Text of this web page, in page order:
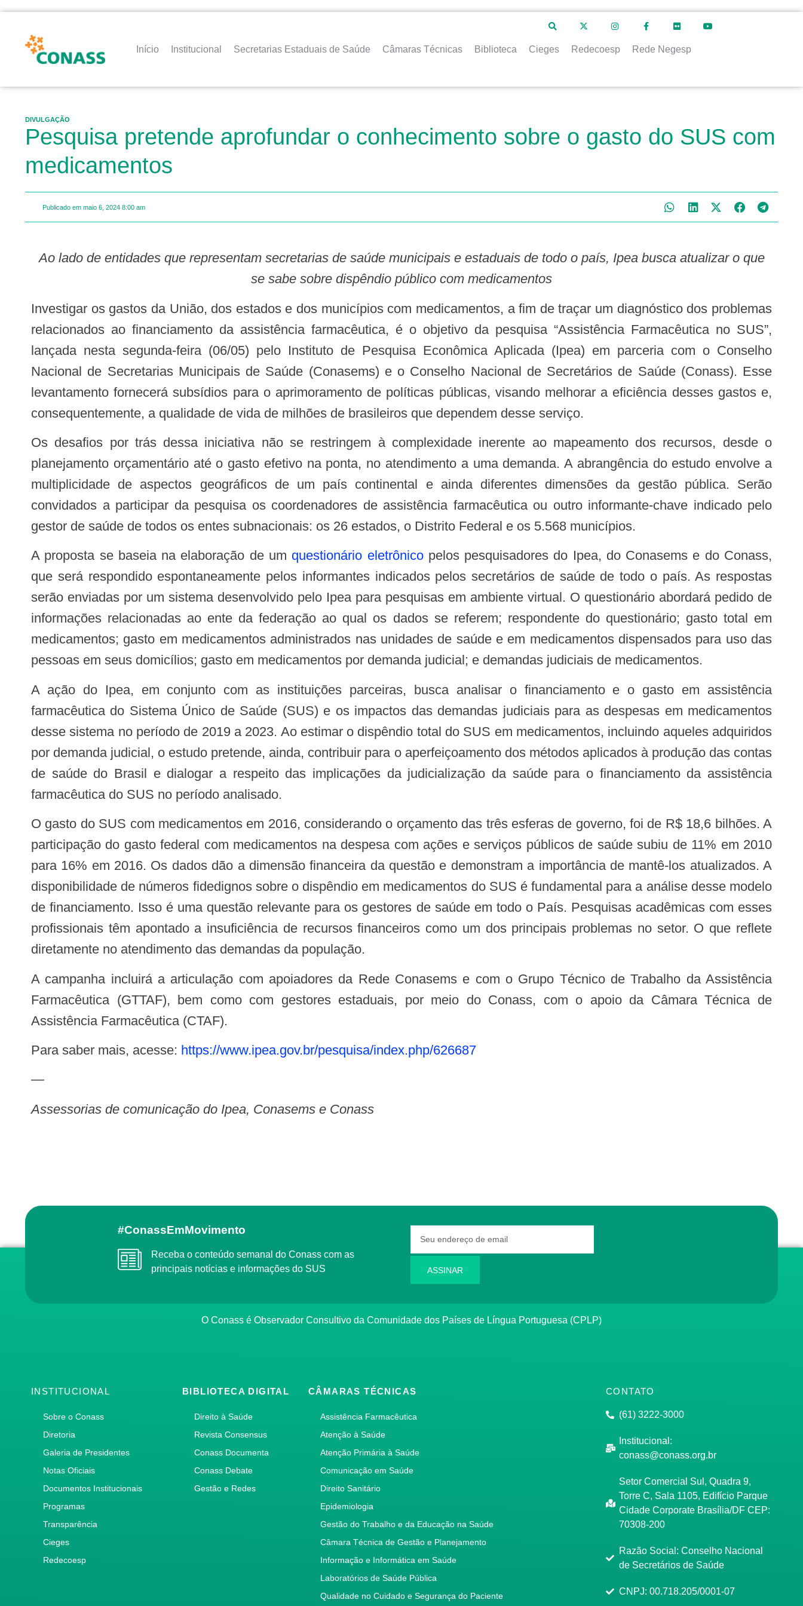
Início Institucional Secretarias Estaduais de Saúde Câmaras Técnicas Biblioteca Cieges Redecoesp Rede Negesp
DIVULGAÇÃO
Pesquisa pretende aprofundar o conhecimento sobre o gasto do SUS com
medicamentos
Publicado em maio 6, 2024 8:00 am
Ao lado de entidades que representam secretarias de saúde municipais e estaduais de todo o país, Ipea busca atualizar o que
se sabe sobre dispêndio público com medicamentos
Investigar os gastos da União, dos estados e dos municípios com medicamentos, a fim de traçar um diagnóstico dos problemas
relacionados ao financiamento da assistência farmacêutica, é o objetivo da pesquisa “Assistência Farmacêutica no SUS”,
lançada nesta segunda-feira (06/05) pelo Instituto de Pesquisa Econômica Aplicada (Ipea) em parceria com o Conselho
Nacional de Secretarias Municipais de Saúde (Conasems) e o Conselho Nacional de Secretários de Saúde (Conass). Esse
levantamento fornecerá subsídios para o aprimoramento de políticas públicas, visando melhorar a eficiência desses gastos e,
consequentemente, a qualidade de vida de milhões de brasileiros que dependem desse serviço.
Os desafios por trás dessa iniciativa não se restringem à complexidade inerente ao mapeamento dos recursos, desde o
planejamento orçamentário até o gasto efetivo na ponta, no atendimento a uma demanda. A abrangência do estudo envolve a
multiplicidade de aspectos geográficos de um país continental e ainda diferentes dimensões da gestão pública. Serão
convidados a participar da pesquisa os coordenadores de assistência farmacêutica ou outro informante-chave indicado pelo
gestor de saúde de todos os entes subnacionais: os 26 estados, o Distrito Federal e os 5.568 municípios.
A proposta se baseia na elaboração de um questionário eletrônicopelos pesquisadores do Ipea, do Conasems e do Conass,
que será respondido espontaneamente pelos informantes indicados pelos secretários de saúde de todo o país. As respostas
serão enviadas por um sistema desenvolvido pelo Ipea para pesquisas em ambiente virtual. O questionário abordará pedido de
informações relacionadas ao ente da federação ao qual os dados se referem; respondente do questionário; gasto total em
medicamentos; gasto em medicamentos administrados nas unidades de saúde e em medicamentos dispensados para uso das
pessoas em seus domicílios; gasto em medicamentos por demanda judicial; e demandas judiciais de medicamentos.
A ação do Ipea, em conjunto com as instituições parceiras, busca analisar o financiamento e o gasto em assistência
farmacêutica do Sistema Único de Saúde (SUS) e os impactos das demandas judiciais para as despesas em medicamentos
desse sistema no período de 2019 a 2023. Ao estimar o dispêndio total do SUS em medicamentos, incluindo aqueles adquiridos
por demanda judicial, o estudo pretende, ainda, contribuir para o aperfeiçoamento dos métodos aplicados à produção das contas
de saúde do Brasil e dialogar a respeito das implicações da judicialização da saúde para o financiamento da assistência
farmacêutica do SUS no período analisado.
O gasto do SUS com medicamentos em 2016, considerando o orçamento das três esferas de governo, foi de R$ 18,6 bilhões. A
participação do gasto federal com medicamentos na despesa com ações e serviços públicos de saúde subiu de 11% em 2010
para 16% em 2016. Os dados dão a dimensão financeira da questão e demonstram a importância de mantê-los atualizados. A
disponibilidade de números fidedignos sobre o dispêndio em medicamentos do SUS é fundamental para a análise desse modelo
de financiamento. Isso é uma questão relevante para os gestores de saúde em todo o País. Pesquisas acadêmicas com esses
profissionais têm apontado a insuficiência de recursos financeiros como um dos principais problemas no setor. O que reflete
diretamente no atendimento das demandas da população.
A campanha incluirá a articulação com apoiadores da Rede Conasems e com o Grupo Técnico de Trabalho da Assistência
Farmacêutica (GTTAF), bem como com gestores estaduais, por meio do Conass, com o apoio da Câmara Técnica de
Assistência Farmacêutica (CTAF).
Para saber mais, acesse: https://www.ipea.gov.br/pesquisa/index.php/626687
—
Assessorias de comunicação do Ipea, Conasems e Conass
#ConassEmMovimento
Receba o conteúdo semanal do Conass com as
principais notícias e informações do SUS
ASSINAR
O Conass é Observador Consultivo da Comunidade dos Países de Língua Portuguesa (CPLP)
INSTITUCIONAL
Sobre o Conass
Diretoria
Galeria de Presidentes
Notas Oficiais
Documentos Institucionais
Programas
Transparência
Cieges
Redecoesp
BIBLIOTECA DIGITAL
Direito à Saúde
Revista Consensus
Conass Documenta
Conass Debate
Gestão e Redes
CÂMARAS TÉCNICAS
Assistência Farmacêutica
Atenção à Saúde
Atenção Primária à Saúde
Comunicação em Saúde
Direito Sanitário
Epidemiologia
Gestão do Trabalho e da Educação na Saúde
Câmara Técnica de Gestão e Planejamento
Informação e Informática em Saúde
Laboratórios de Saúde Pública
Qualidade no Cuidado e Segurança do Paciente
CONTATO
(61) 3222-3000
Institucional:
conass@conass.org.br
Setor Comercial Sul, Quadra 9,
Torre C, Sala 1105, Edifício Parque
Cidade Corporate Brasília/DF CEP:
70308-200
Razão Social: Conselho Nacional
de Secretários de Saúde
CNPJ: 00.718.205/0001-07